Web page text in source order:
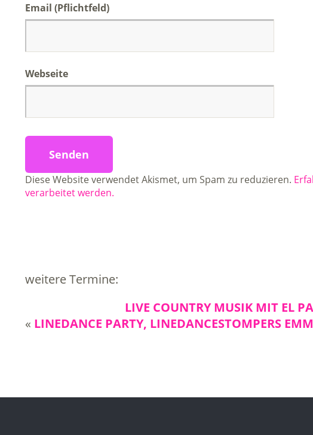
Email (Pflichtfeld)
Webseite
Diese Website verwendet Akismet, um Spam zu reduzieren.
verarbeitet werden.
weitere Termine:
LIVE COUNTRY MUSIK MIT EL
« LINEDANCE PARTY, LINEDANCESTOMPERS